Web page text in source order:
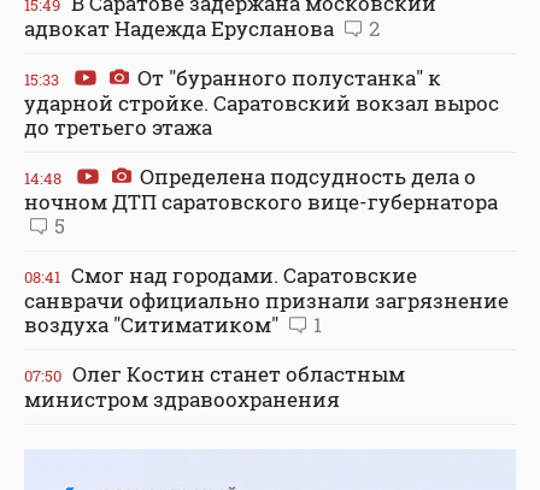
адвокат Надежда Ерусланова
2
15:33
От "буранного полустанка" к
ударной стройке. Саратовский вокзал вырос
до третьего этажа
14:48
Определена подсудность дела о
ночном ДТП саратовского вице-губернатора
5
08:41 Смог над городами. Саратовские
санврачи официально признали загрязнение
воздуха "Ситиматиком"
1
07:50 Олег Костин станет областным
министром здравоохранения